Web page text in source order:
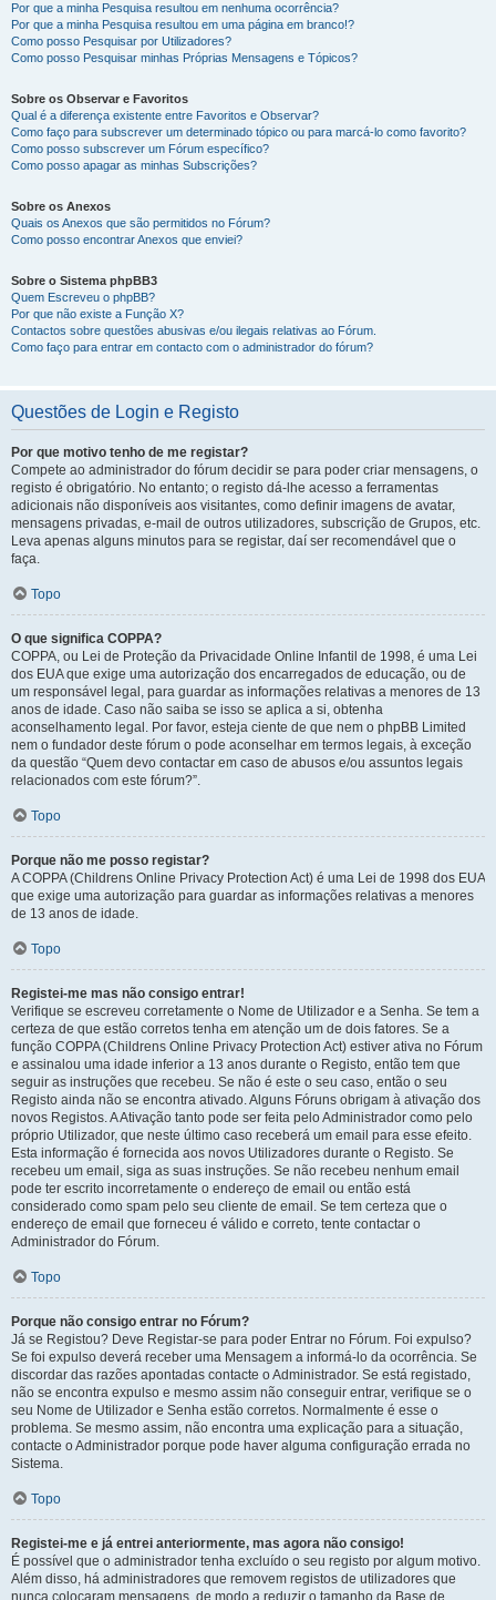
Por que a minha Pesquisa resultou em nenhuma ocorrência?
Por que a minha Pesquisa resultou em uma página em branco!?
Como posso Pesquisar por Utilizadores?
Como posso Pesquisar minhas Próprias Mensagens e Tópicos?
Sobre os Observar e Favoritos
Qual é a diferença existente entre Favoritos e Observar?
Como faço para subscrever um determinado tópico ou para marcá-lo como favorito?
Como posso subscrever um Fórum específico?
Como posso apagar as minhas Subscrições?
Sobre os Anexos
Quais os Anexos que são permitidos no Fórum?
Como posso encontrar Anexos que enviei?
Sobre o Sistema phpBB3
Quem Escreveu o phpBB?
Por que não existe a Função X?
Contactos sobre questões abusivas e/ou ilegais relativas ao Fórum.
Como faço para entrar em contacto com o administrador do fórum?
Questões de Login e Registo
Por que motivo tenho de me registar?
Compete ao administrador do fórum decidir se para poder criar mensagens, o
registo é obrigatório. No entanto; o registo dá-lhe acesso a ferramentas
adicionais não disponíveis aos visitantes, como definir imagens de avatar,
mensagens privadas, e-mail de outros utilizadores, subscrição de Grupos, etc.
Leva apenas alguns minutos para se registar, daí ser recomendável que o
faça.
Topo
O que significa COPPA?
COPPA, ou Lei de Proteção da Privacidade Online Infantil de 1998, é uma Lei
dos EUA que exige uma autorização dos encarregados de educação, ou de
um responsável legal, para guardar as informações relativas a menores de 13
anos de idade. Caso não saiba se isso se aplica a si, obtenha
aconselhamento legal. Por favor, esteja ciente de que nem o phpBB Limited
nem o fundador deste fórum o pode aconselhar em termos legais, à exceção
da questão “Quem devo contactar em caso de abusos e/ou assuntos legais
relacionados com este fórum?”.
Topo
Porque não me posso registar?
A COPPA (Childrens Online Privacy Protection Act) é uma Lei de 1998 dos EUA
que exige uma autorização para guardar as informações relativas a menores
de 13 anos de idade.
Topo
Registei-me mas não consigo entrar!
Verifique se escreveu corretamente o Nome de Utilizador e a Senha. Se tem a
certeza de que estão corretos tenha em atenção um de dois fatores. Se a
função COPPA (Childrens Online Privacy Protection Act) estiver ativa no Fórum
e assinalou uma idade inferior a 13 anos durante o Registo, então tem que
seguir as instruções que recebeu. Se não é este o seu caso, então o seu
Registo ainda não se encontra ativado. Alguns Fóruns obrigam à ativação dos
novos Registos. A Ativação tanto pode ser feita pelo Administrador como pelo
próprio Utilizador, que neste último caso receberá um email para esse efeito.
Esta informação é fornecida aos novos Utilizadores durante o Registo. Se
recebeu um email, siga as suas instruções. Se não recebeu nenhum email
pode ter escrito incorretamente o endereço de email ou então está
considerado como spam pelo seu cliente de email. Se tem certeza que o
endereço de email que forneceu é válido e correto, tente contactar o
Administrador do Fórum.
Topo
Porque não consigo entrar no Fórum?
Já se Registou? Deve Registar-se para poder Entrar no Fórum. Foi expulso?
Se foi expulso deverá receber uma Mensagem a informá-lo da ocorrência. Se
discordar das razões apontadas contacte o Administrador. Se está registado,
não se encontra expulso e mesmo assim não conseguir entrar, verifique se o
seu Nome de Utilizador e Senha estão corretos. Normalmente é esse o
problema. Se mesmo assim, não encontra uma explicação para a situação,
contacte o Administrador porque pode haver alguma configuração errada no
Sistema.
Topo
Registei-me e já entrei anteriormente, mas agora não consigo!
É possível que o administrador tenha excluído o seu registo por algum motivo.
Além disso, há administradores que removem registos de utilizadores que
nunca colocaram mensagens, de modo a reduzir o tamanho da Base de